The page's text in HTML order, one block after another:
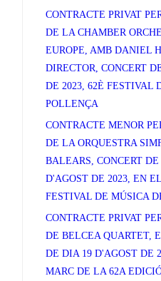
CONTRACTE PRIVAT
DE LA CHAMBER
EUROPE, AMB DANIEL
DIRECTOR, CONCERT
DE 2023, 62È FESTIVAL
POLLENÇA
CONTRACTE MENOR
DE LA ORQUESTRA
BALEARS, CONCERT
D'AGOST DE 2023, EN
FESTIVAL DE MÚSICA
CONTRACTE PRIVAT
DE BELCEA QUARTET,
DE DIA 19 D'AGOST DE
MARC DE LA 62A